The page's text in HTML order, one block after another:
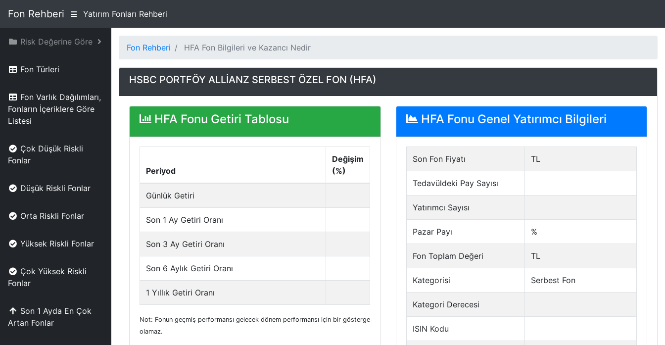
Fon Rehberi Yatırım Fonları Rehberi
Risk Değerine Göre
Fon Türleri
Fon Varlık Dağılımları,
Fonların İçeriklere Göre
Listesi
Çok Düşük Riskli
Fonlar
Düşük Riskli Fonlar
Orta Riskli Fonlar
Yüksek Riskli Fonlar
Çok Yüksek Riskli
Fonlar
Son 1 Ayda En Çok
Artan Fonlar
Fon Rehberi HFA Fon Bilgileri ve Kazancı Nedir
HSBC PORTFÖY ALLİANZ SERBEST ÖZEL FON (HFA)
HFA Fonu Getiri Tablosu
Periyod
Değişim
(%)
Günlük Getiri
Son 1 Ay Getiri Oranı
Son 3 Ay Getiri Oranı
Son 6 Aylık Getiri Oranı
1 Yıllık Getiri Oranı
Not: Fonun geçmiş performansı gelecek dönem performansı için bir gösterge
olamaz.
HFA Fonu Genel Yatırımcı Bilgileri
Son Fon Fiyatı TL
Tedavüldeki Pay Sayısı
Yatırımcı Sayısı
Pazar Payı %
Fon Toplam Değeri TL
Kategorisi Serbest Fon
Kategori Derecesi
ISIN Kodu